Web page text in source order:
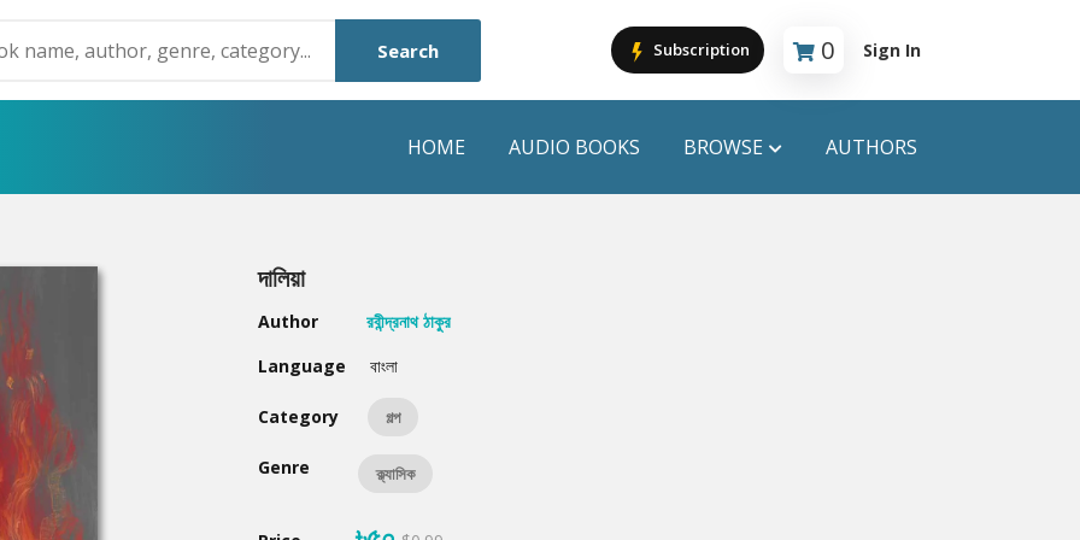
Search Subscription 0
Cart is empty
Sign In
HOME AUDIO BOOKS BROWSE
Humayun Ahmed
Mouri Morium
Hot & New
AUTHORS
দালিয়া
Author
রবীন্দ্রনাথ ঠাকুর
Language
বাংলা
Category গল্প
Genre ক্ল্যাসিক